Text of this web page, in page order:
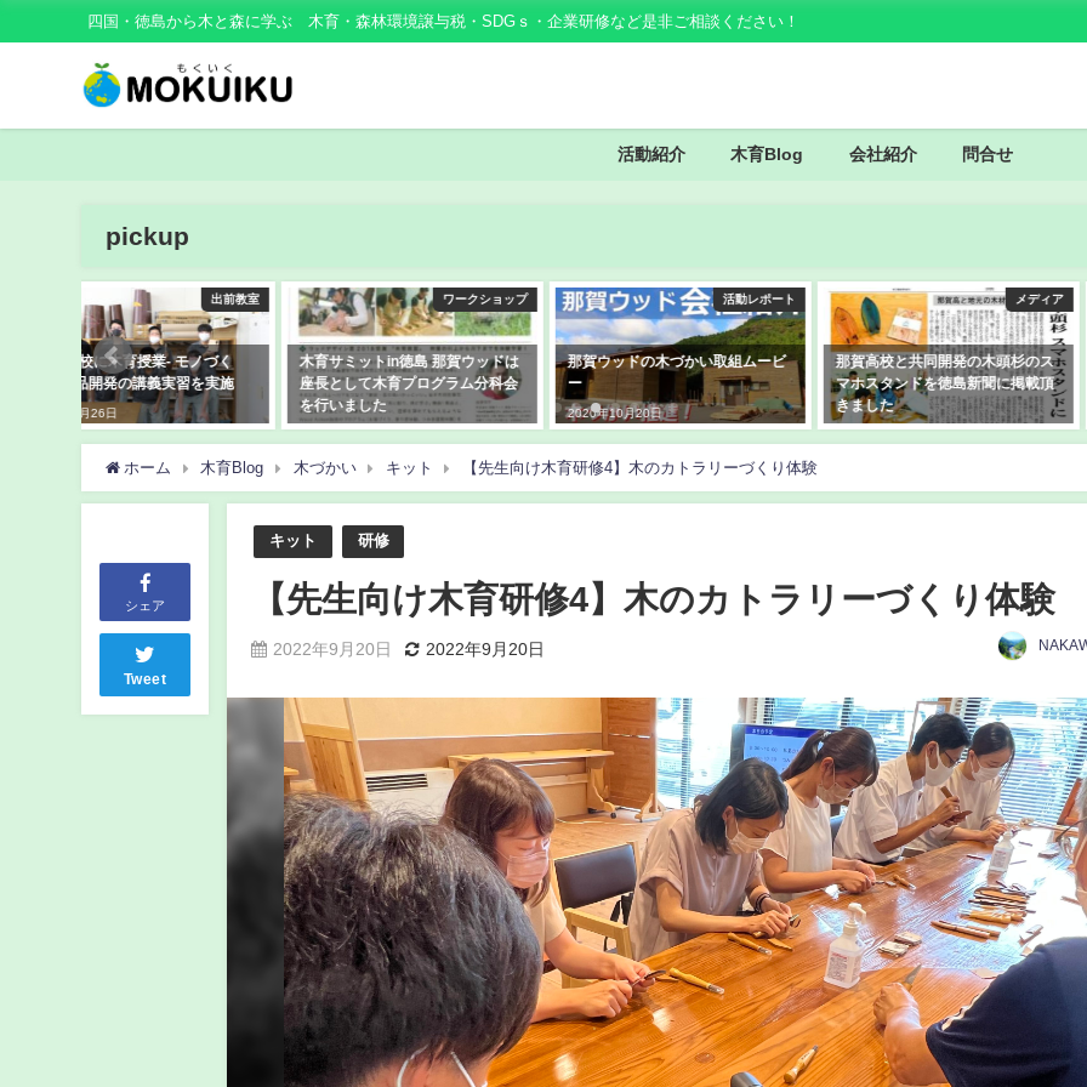
四国・徳島から木と森に学ぶ 木育・森林環境譲与税・SDGｓ・企業研修など是非ご相談ください！
活動紹介 木育Blog 会社紹介 問合せ
pickup
ワークショップ
木育サミットin徳島 那賀ウッドは
座長として木育プログラム分科会
を行いました
活動レポート
那賀ウッドの木づかい取組ムービ
ー
2020年10月20日
メディア
那賀高校と共同開発の木頭杉のス
マホスタンドを徳島新聞に掲載頂
きました
相生小学校での木育活動 徳
に掲載されました！
2019年8月22日
ホーム 木育Blog 木づかい キット 【先生向け木育研修4】木のカトラリーづくり体験
シェア
Tweet
キット 研修
【先生向け木育研修4】木のカトラリーづくり体験
2022年9月20日 2022年9月20日